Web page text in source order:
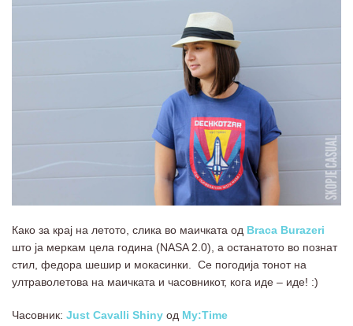
Како за крај на летото, слика во маичката од Braca Burazeri
што ја меркам цела година (NASA 2.0), а останатото во познат
стил, федора шешир и мокасинки. Се погодија тонот на
ултраволетова на маичката и часовникот, кога иде – иде! :)
Часовник: Just Cavalli Shiny од My:Time